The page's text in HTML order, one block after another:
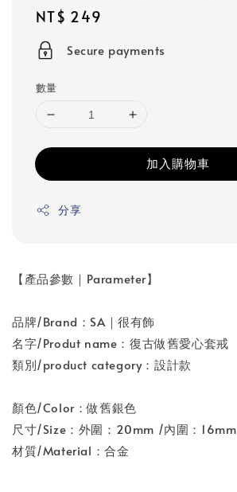
Regular
price
NT$ 249
Secure payments
數量
加入購物車
分享
【產品參數｜Parameter】
品牌/Brand：SA｜很有飾
名字/Produt name：復古做舊愛心套戒
類別/product category：設計款
顏色/Color：做舊銀色
尺寸/Size：外圍：20mm /內圍：16mm
材質/Material：合金